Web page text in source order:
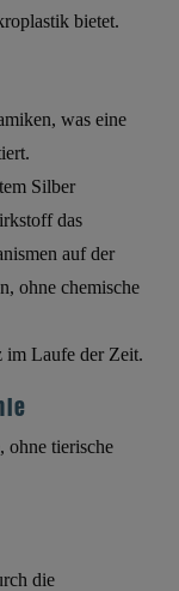
bietet.
was eine
Silber
das
auf der
ohne chemische
im Laufe der Zeit.
ohne tierische
die